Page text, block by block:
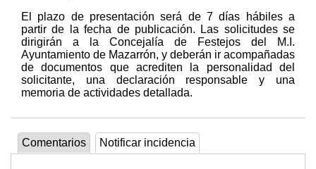
El plazo de presentación será de 7 días hábiles a
partir de la fecha de publicación. Las solicitudes se
dirigirán a la Concejalía de Festejos del M.I.
Ayuntamiento de Mazarrón, y deberán ir acompañadas
de documentos que acrediten la personalidad del
solicitante, una declaración responsable y una
memoria de actividades detallada.
Comentarios Notificar incidencia